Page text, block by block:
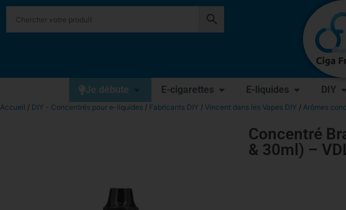
Je débute E-cigarettes E-liquides DIY
Accueil / DIY - Concentrés pour e-liquides / Fabricants DIY / Vincent dans les Vapes DIY / Arômes
Concentré
& 30ml) –